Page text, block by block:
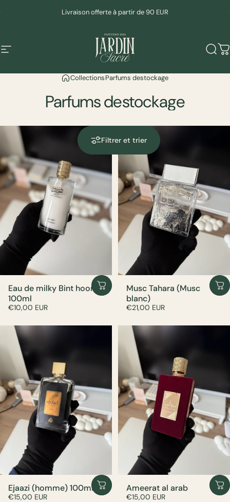
Livraison offerte à partir de 90 EUR
Navigation Mudeen
CollectionsParfums destockage
Parfumsdestockage
Filtrer et trier
Eau de milky Bint hooran
100ml
€10,00 EUR
Musc Tahara (Musc
blanc)
€21,00 EUR
Ejaazi (homme) 100ml
€15,00 EUR
Ameerat al arab
€15,00 EUR